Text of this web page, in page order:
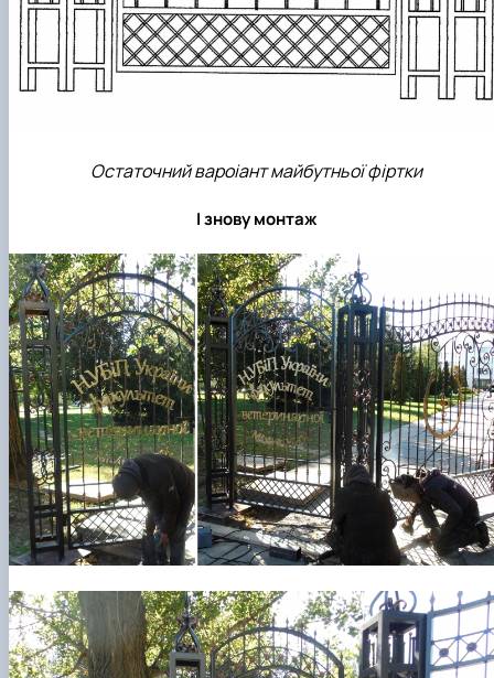
Остаточний вароіант майбутньої фіртки
І знову монтаж